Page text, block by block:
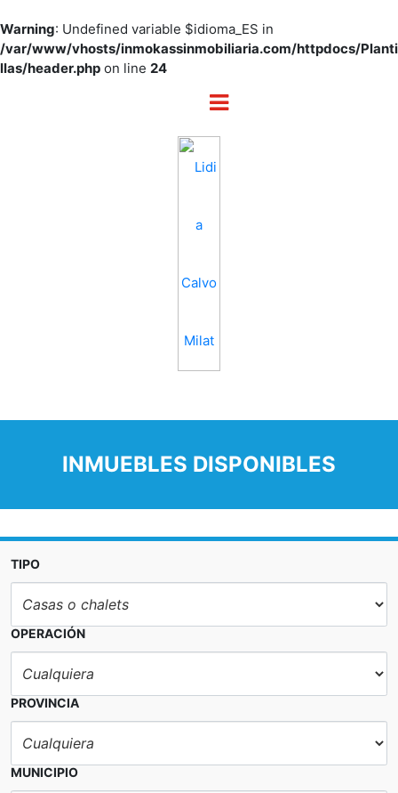
Warning: Undefined variable $idioma_ES in
/var/www/vhosts/inmokassinmobiliaria.com/httpdocs/Planti
llas/header.php on line 24
INMUEBLES DISPONIBLES
TIPO
OPERACIÓN
PROVINCIA
MUNICIPIO